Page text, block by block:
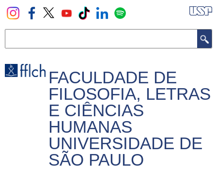
Pular
para
principal
FACULDADE DE
FILOSOFIA, LETRAS
E CIÊNCIAS
HUMANAS
UNIVERSIDADE DE
SÃO PAULO